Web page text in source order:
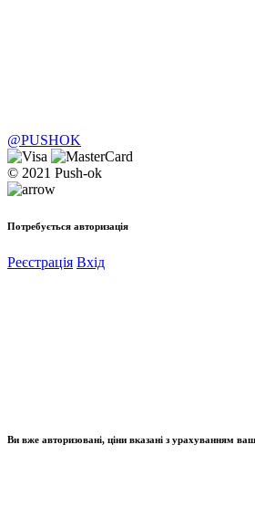
@PUSHOK
© 2021 Push-ok
Потребується авторизація
Реєстрація Вхід
Ви вже авторизовані, ціни вказані з урахуванням